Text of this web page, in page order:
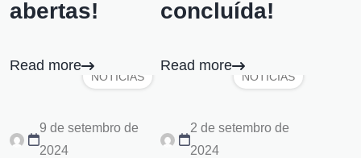
abertas!
Read more
concluída!
Read more
NOTÍCIAS
9 de setembro de
2024
NOTÍCIAS
2 de setembro de
2024